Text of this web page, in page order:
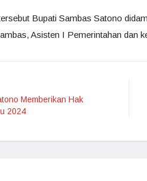
Bupati Sambas Satono
Asisten I Pemerintahan dan
Memberikan Hak
2024